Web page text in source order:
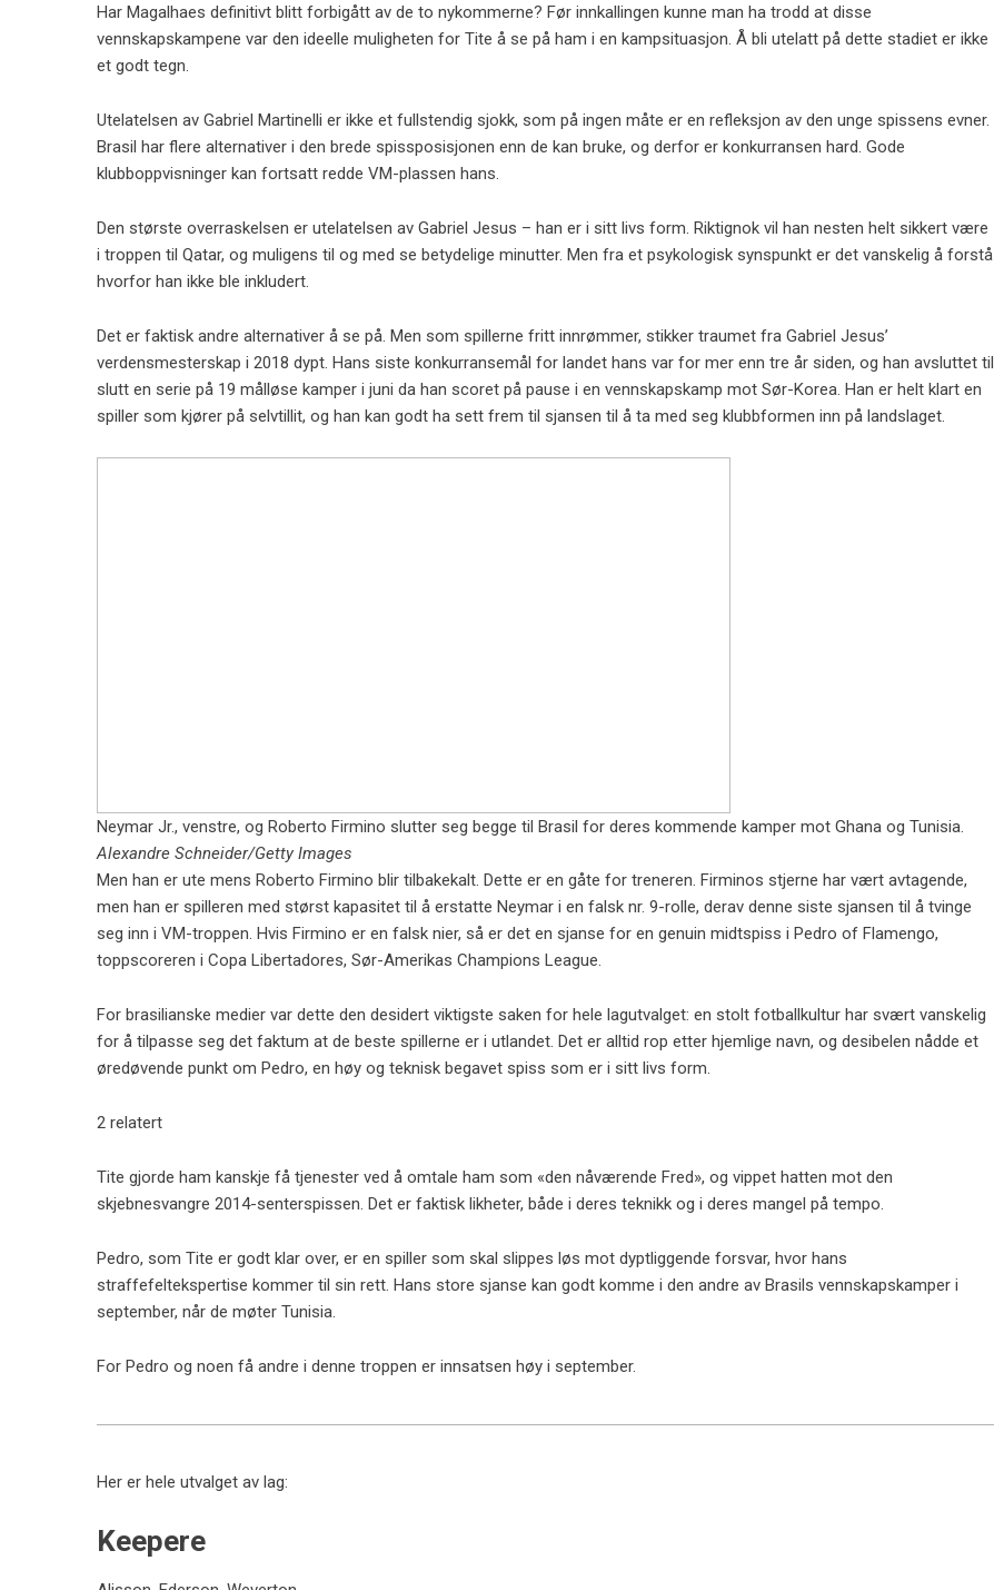
Har Magalhaes definitivt blitt forbigått av de to nykommerne? Før innkallingen kunne man ha trodd at disse
vennskapskampene var den ideelle muligheten for Tite å se på ham i en kampsituasjon. Å bli utelatt på dette stadiet er ikke
et godt tegn.
Utelatelsen av Gabriel Martinelli er ikke et fullstendig sjokk, som på ingen måte er en refleksjon av den unge spissens evner.
Brasil har flere alternativer i den brede spissposisjonen enn de kan bruke, og derfor er konkurransen hard. Gode ​​
klubboppvisninger kan fortsatt redde VM-plassen hans.
Den største overraskelsen er utelatelsen av Gabriel Jesus – han er i sitt livs form. Riktignok vil han nesten helt sikkert være
i troppen til Qatar, og muligens til og med se betydelige minutter. Men fra et psykologisk synspunkt er det vanskelig å forstå
hvorfor han ikke ble inkludert.
Det er faktisk andre alternativer å se på. Men som spillerne fritt innrømmer, stikker traumet fra Gabriel Jesus’
verdensmesterskap i 2018 dypt. Hans siste konkurransemål for landet hans var for mer enn tre år siden, og han avsluttet til
slutt en serie på 19 målløse kamper i juni da han scoret på pause i en vennskapskamp mot Sør-Korea. Han er helt klart en
spiller som kjører på selvtillit, og han kan godt ha sett frem til sjansen til å ta med seg klubbformen inn på landslaget.
Neymar Jr., venstre, og Roberto Firmino slutter seg begge til Brasil for deres kommende kamper mot Ghana og Tunisia.
Alexandre Schneider/Getty Images
Men han er ute mens Roberto Firmino blir tilbakekalt. Dette er en gåte for treneren. Firminos stjerne har vært avtagende,
men han er spilleren med størst kapasitet til å erstatte Neymar i en falsk nr. 9-rolle, derav denne siste sjansen til å tvinge
seg inn i VM-troppen. Hvis Firmino er en falsk nier, så er det en sjanse for en genuin midtspiss i Pedro of Flamengo,
toppscoreren i Copa Libertadores, Sør-Amerikas Champions League.
For brasilianske medier var dette den desidert viktigste saken for hele lagutvalget: en stolt fotballkultur har svært vanskelig
for å tilpasse seg det faktum at de beste spillerne er i utlandet. Det er alltid rop etter hjemlige navn, og desibelen nådde et
øredøvende punkt om Pedro, en høy og teknisk begavet spiss som er i sitt livs form.
2 relatert
Tite gjorde ham kanskje få tjenester ved å omtale ham som «den nåværende Fred», og vippet hatten mot den
skjebnesvangre 2014-senterspissen. Det er faktisk likheter, både i deres teknikk og i deres mangel på tempo.
Pedro, som Tite er godt klar over, er en spiller som skal slippes løs mot dyptliggende forsvar, hvor hans
straffefeltekspertise kommer til sin rett. Hans store sjanse kan godt komme i den andre av Brasils vennskapskamper i
september, når de møter Tunisia.
For Pedro og noen få andre i denne troppen er innsatsen høy i september.
Her er hele utvalget av lag:
Keepere